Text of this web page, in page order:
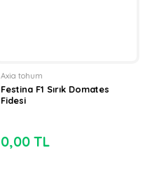
Axia tohum
Festina F1 Sırık Domates
Fidesi
0,00 TL